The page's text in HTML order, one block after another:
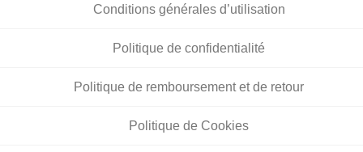
Conditions générales d’utilisation
Politique de confidentialité
Politique de remboursement et de retour
Politique de Cookies